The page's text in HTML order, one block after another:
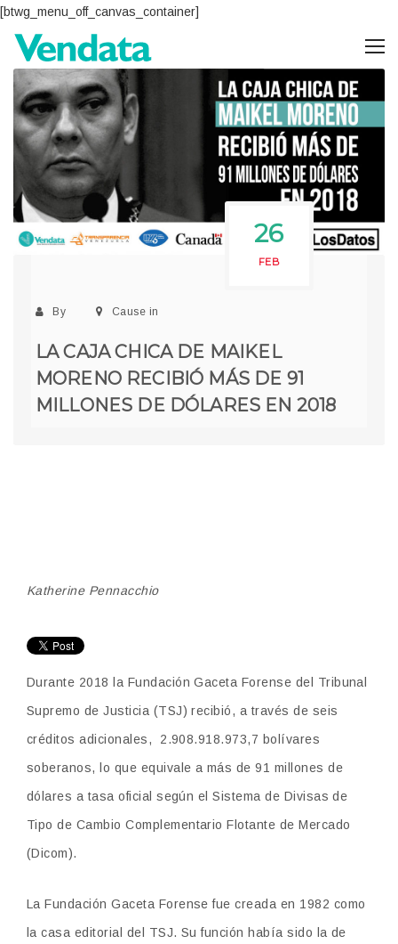
[btwg_menu_off_canvas_container]
26
FEB
By Cause in
LA CAJA CHICA DE MAIKEL
MORENO RECIBIÓ MÁS DE 91
MILLONES DE DÓLARES EN 2018
Katherine Pennacchio
Durante 2018 la Fundación Gaceta Forense del Tribunal
Supremo de Justicia (TSJ) recibió, a través de seis
créditos adicionales, 2.908.918.973,7 bolívares
soberanos, lo que equivale a más de 91 millones de
dólares a tasa oficial según el Sistema de Divisas de
Tipo de Cambio Complementario Flotante de Mercado
(Dicom).
La Fundación Gaceta Forense fue creada en 1982 como
la casa editorial del TSJ. Su función había sido la de